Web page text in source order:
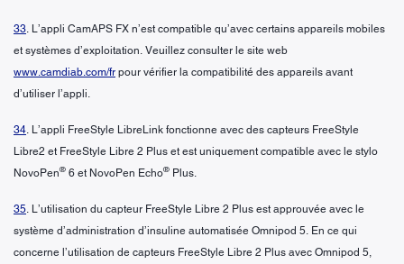
33. L’appli CamAPS FX n’est compatible qu’avec certains appareils mobiles
et systèmes d’exploitation. Veuillez consulter le site web
www.camdiab.com/fr pour vérifier la compatibilité des appareils avant
d’utiliser l’appli.
34. L’appli FreeStyle LibreLink fonctionne avec des capteurs FreeStyle
Libre2 et FreeStyle Libre 2 Plus et est uniquement compatible avec le stylo
NovoPen® 6 et NovoPen Echo® Plus.
35. L’utilisation du capteur FreeStyle Libre 2 Plus est approuvée avec le
système d’administration d’insuline automatisée Omnipod 5. En ce qui
concerne l’utilisation de capteurs FreeStyle Libre 2 Plus avec Omnipod 5,